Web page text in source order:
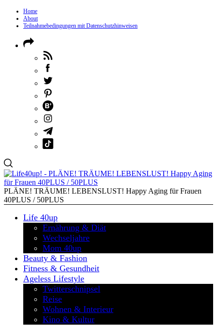
Home
About
Teilnahmebedingungen mit Datenschutzhinweisen
PLÄNE! TRÄUME! LEBENSLUST! Happy Aging für Frauen
40PLUS / 50PLUS
Life 40up
Ernährung & Diät
Wechseljahre
Mom 40up
Beauty & Fashion
Fitness & Gesundheit
Ageless Lifestyle
Twitterschnipsel
Reise
Wohnen & Interieur
Kino & Kultur